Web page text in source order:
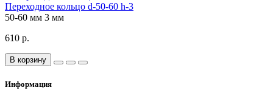
Переходное кольцо d-50-60 h-3
50-60 мм 3 мм
610 р.
В корзину
Информация